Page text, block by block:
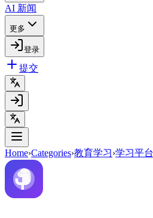
AI 新闻
更多
登录
提交
Home›Categories›教育学习›学习平台